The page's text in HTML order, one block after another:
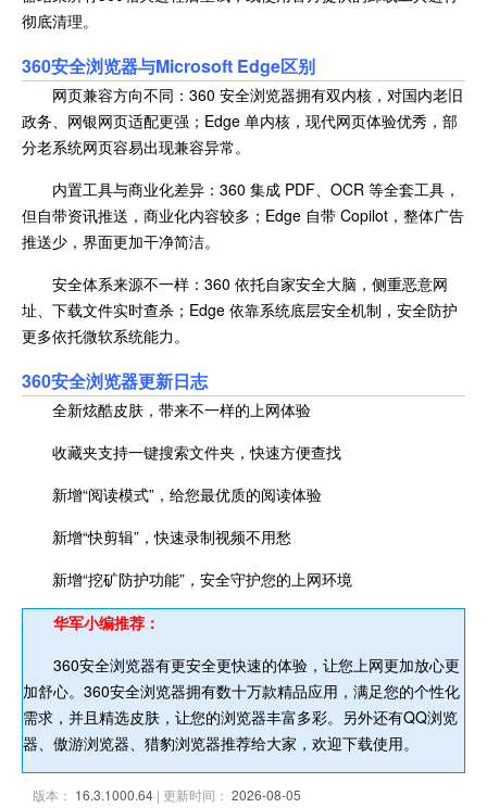
彻底清理。
360安全浏览器与Microsoft Edge区别
网页兼容方向不同：360 安全浏览器拥有双内核，对国内老旧
政务、网银网页适配更强；Edge 单内核，现代网页体验优秀，部
分老系统网页容易出现兼容异常。
内置工具与商业化差异：360 集成 PDF、OCR 等全套工具，
但自带资讯推送，商业化内容较多；Edge 自带 Copilot，整体广告
推送少，界面更加干净简洁。
安全体系来源不一样：360 依托自家安全大脑，侧重恶意网
址、下载文件实时查杀；Edge 依靠系统底层安全机制，安全防护
更多依托微软系统能力。
360安全浏览器更新日志
全新炫酷皮肤，带来不一样的上网体验
收藏夹支持一键搜索文件夹，快速方便查找
新增“阅读模式”，给您最优质的阅读体验
新增“快剪辑”，快速录制视频不用愁
新增“挖矿防护功能”，安全守护您的上网环境
华军小编推荐：
360安全浏览器有更安全更快速的体验，让您上网更加放心更
加舒心。360安全浏览器拥有数十万款精品应用，满足您的个性化
需求，并且精选皮肤，让您的浏览器丰富多彩。另外还有QQ浏览
器、傲游浏览器、猎豹浏览器推荐给大家，欢迎下载使用。
版本： 16.3.1000.64 | 更新时间： 2026-08-05